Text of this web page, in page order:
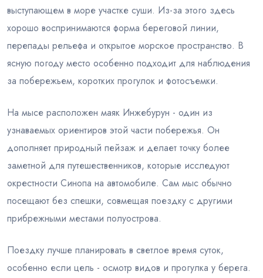
выступающем в море участке суши. Из-за этого здесь
хорошо воспринимаются форма береговой линии,
перепады рельефа и открытое морское пространство. В
ясную погоду место особенно подходит для наблюдения
за побережьем, коротких прогулок и фотосъемки.
На мысе расположен маяк Инжебурун - один из
узнаваемых ориентиров этой части побережья. Он
дополняет природный пейзаж и делает точку более
заметной для путешественников, которые исследуют
окрестности Синопа на автомобиле. Сам мыс обычно
посещают без спешки, совмещая поездку с другими
прибрежными местами полуострова.
Поездку лучше планировать в светлое время суток,
особенно если цель - осмотр видов и прогулка у берега.